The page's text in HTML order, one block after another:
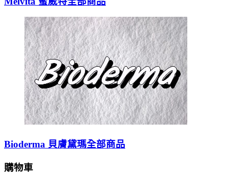
Bioderma 貝膚黛瑪全部商品
購物車